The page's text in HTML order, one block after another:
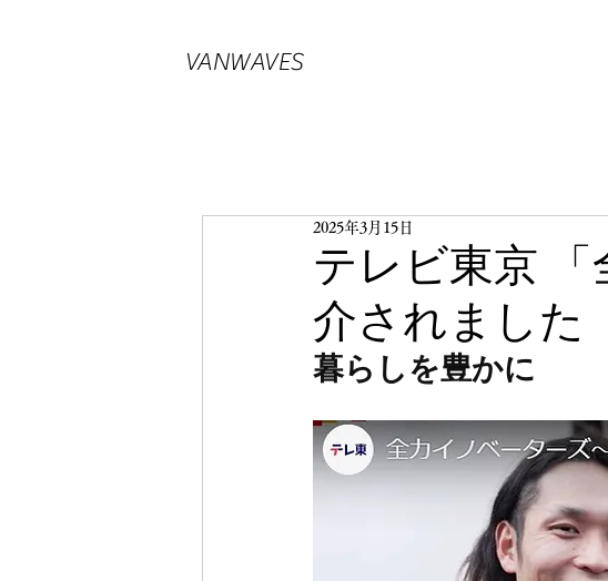
VANWAVES
テレビ東京
介されました
2025年3月15日
暮らしを豊かに